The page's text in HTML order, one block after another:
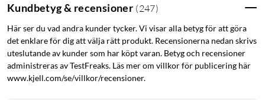
Kundbetyg & recensioner (247)
Här ser du vad andra kunder tycker. Vi visar alla betyg för att göra
det enklare för dig att välja rätt produkt. Recensionerna nedan skrivs
uteslutande av kunder som har köpt varan. Betyg och recensioner
administreras av TestFreaks. Läs mer om villkor för publicering här
www.kjell.com/se/villkor/recensioner.